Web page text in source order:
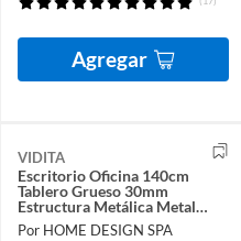
Agregar
VIDITA
Escritorio Oficina 140cm
Tablero Grueso 30mm
Estructura Metálica Metal
Madera
Por HOME DESIGN SPA